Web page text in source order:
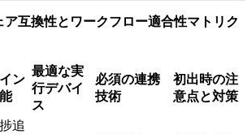
ア互換性とワークフロー適合性マトリク
ン
最適な実
行デバイ
ス
必須の連携
技術
初出時の注
意点と対策
追